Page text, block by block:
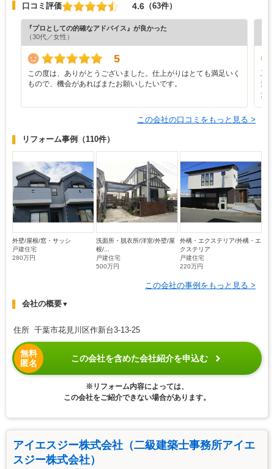
口コミ評価 4.6 （63件）
『プロとしての的確なアドバイス』が良かった
（30代／女性）
5
この度は、ありがとうございました。仕上がりはとても満足いく
もので、機会があればまたお願いしたいです。
工
素
た
この会社の口コミをもっと見る >
リフォーム事例 （110件）
外壁/屋根/窓・サッシ
戸建住宅
280万円
洗面所・脱衣所/洋室/外壁/屋
根/...
戸建住宅
500万円
外構・エクステリア/外構・エ
クステリア
戸建住宅
220万円
この会社の事例をもっと見る >
会社の概要▼
住所 千葉市花見川区作新台3-13-25
無料
匿名
この会社を含めた会社紹介を申込む
※リフォーム内容によっては、
この会社をご紹介できない場合があります。
アイエスジー株式会社（二級建築士事務所アイエ
スジー株式会社）